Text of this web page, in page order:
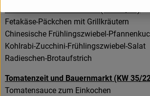
Fetakäse-Päckchen mit Grillkräutern
Chinesische Frühlingszwiebel-
Kohlrabi-Zucchini-Frühlingszwiebel-Salat
Radieschen-Brotaufstrich
Tomatenzeit und Bauernmarkt (KW 35/
Tomatensauce zum Einkochen